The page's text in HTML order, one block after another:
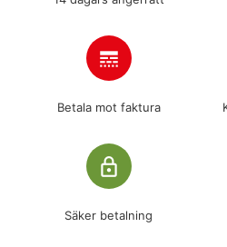
line_style
Betala mot faktura
lock_outline
Säker betalning